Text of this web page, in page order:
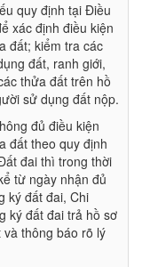
quy định tại Điều
xác định điều kiện
đất; kiểm tra các
đất, ranh giới,
thửa đất trên hồ
sử dụng đất nộp.
đủ điều kiện
đất theo quy định
đai thì trong thời
từ ngày nhận đủ
ký đất đai, Chi
ký đất đai trả hồ sơ
thông báo rõ lý